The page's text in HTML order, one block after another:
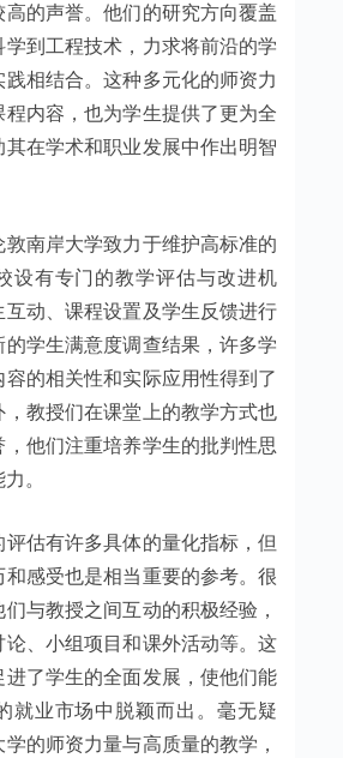
高的声誉。他们的研究方向覆盖
学到工程技术，力求将前沿的学
相结合。这种多元化的师资力
内容，也为学生提供了更为全
在学术和职业发展中作出明智
南岸大学致力于维护高标准的
设有专门的教学评估与改进机
动、课程设置及学生反馈进行
学生满意度调查结果，许多学
的相关性和实际应用性得到了
，教授们在课堂上的教学方式也
，他们注重培养学生的批判性思
。
估有许多具体的量化指标，但
感受也是相当重要的参考。很
与教授之间互动的积极经验，
、小组项目和课外活动等。这
了学生的全面发展，使他们能
就业市场中脱颖而出。毫无疑
的师资力量与高质量的教学，